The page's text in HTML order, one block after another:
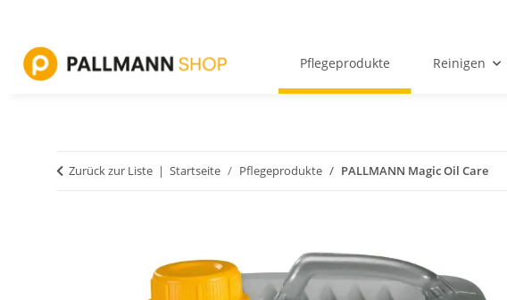
Pflegeprodukte Reinigen
Zurück zur Liste Startseite Pflegeprodukte PALLMANN Magic Oil Care